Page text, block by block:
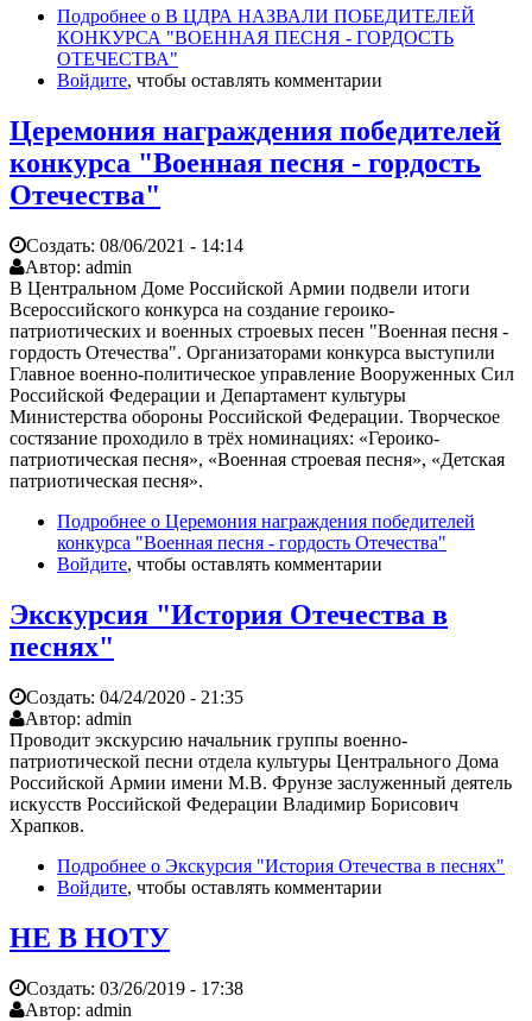
Подробнее о В ЦДРА НАЗВАЛИ ПОБЕДИТЕЛЕЙ
КОНКУРСА "ВОЕННАЯ ПЕСНЯ - ГОРДОСТЬ
ОТЕЧЕСТВА"
Войдите, чтобы оставлять комментарии
Церемония награждения победителей
конкурса "Военная песня - гордость
Отечества"
Создать: 08/06/2021 - 14:14
Автор: admin
В Центральном Доме Российской Армии подвели итоги
Всероссийского конкурса на создание героико-
патриотических и военных строевых песен "Военная песня -
гордость Отечества". Организаторами конкурса выступили
Главное военно-политическое управление Вооруженных Сил
Российской Федерации и Департамент культуры
Министерства обороны Российской Федерации. Творческое
состязание проходило в трёх номинациях: «Героико-
патриотическая песня», «Военная строевая песня», «Детская
патриотическая песня».
Подробнее о Церемония награждения победителей
конкурса "Военная песня - гордость Отечества"
Войдите, чтобы оставлять комментарии
Экскурсия "История Отечества в
песнях"
Создать: 04/24/2020 - 21:35
Автор: admin
Проводит экскурсию начальник группы военно-
патриотической песни отдела культуры Центрального Дома
Российской Армии имени М.В. Фрунзе заслуженный деятель
искусств Российской Федерации Владимир Борисович
Храпков.
Подробнее о Экскурсия "История Отечества в песнях"
Войдите, чтобы оставлять комментарии
НЕ В НОТУ
Создать: 03/26/2019 - 17:38
Автор: admin